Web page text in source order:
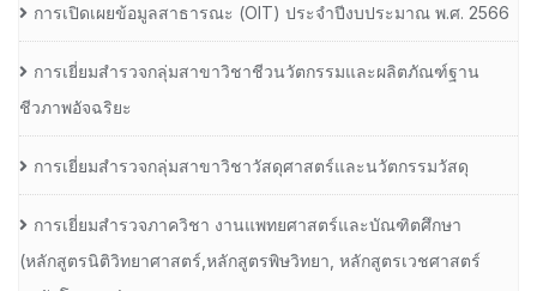
การเปิดเผยข้อมูลสาธารณะ (OIT) ประจำปีงบประมาณ พ.ศ. 2566
การเยี่ยมสำรวจกลุ่มสาขาวิชาชีวนวัตกรรมและผลิตภัณฑ์ฐาน
ชีวภาพอัจฉริยะ
การเยี่ยมสำรวจกลุ่มสาขาวิชาวัสดุศาสตร์และนวัตกรรมวัสดุ
การเยี่ยมสำรวจภาควิชา งานแพทยศาสตร์และบัณฑิตศึกษา
(หลักสูตรนิติวิทยาศาสตร์,หลักสูตรพิษวิทยา, หลักสูตรเวชศาสตร์